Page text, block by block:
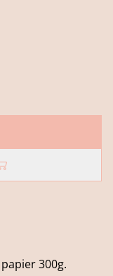
300g.